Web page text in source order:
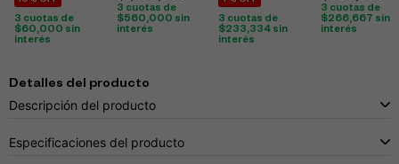
3 cuotas de
$60,000 sin
interés
3 cuotas de
$560,000 sin
interés
3 cuotas de
$233,334 sin
interés
3 cuotas de
$266,667 sin
interés
Detalles del producto
Descripción del producto
Especificaciones del producto